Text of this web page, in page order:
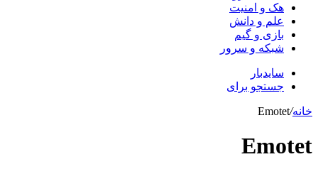
هک و امنیت
علم و دانش
بازی و گیم
شبکه و سرور
سایدبار
جستجو برای
خانه/
Emotet
Emotet